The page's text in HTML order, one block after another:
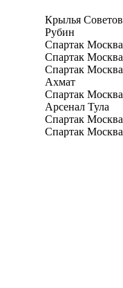
Крылья Советов
Рубин
Спартак Москва
Спартак Москва
Спартак Москва
Ахмат
Спартак Москва
Арсенал Тула
Спартак Москва
Спартак Москва